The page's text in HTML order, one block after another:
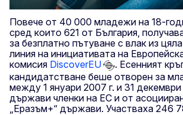
Повече от 40 000 младежи на 18-
сред които 621 от България,
за безплатно пътуване с влак из
линия на инициативата на
комисия DiscoverEU
. Есенният
кандидатстване беше отворен за
между 1 януари 2007 г. и 31 декември
държави членки на ЕС и от
„Еразъм+“ държави. Участваха 246